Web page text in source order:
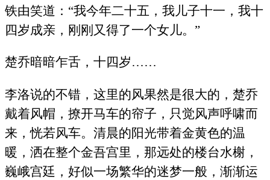
铁由笑道：“我今年二十五，我儿子十一，我十
四岁成亲，刚刚又得了一个女儿。”
楚乔暗暗乍舌，十四岁……
李洛说的不错，这里的风果然是很大的，楚乔
戴着风帽，撩开马车的帘子，只觉风声呼啸而
来，恍若风车。清晨的阳光带着金黄色的温
暖，洒在整个金吾宫里，那远处的楼台水榭，
巍峨宫廷，好似一场繁华的迷梦一般，渐渐运